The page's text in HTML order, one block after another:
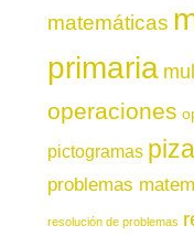
matemáticas
primaria
operaciones
pictogramas
problemas
resolución de problemas